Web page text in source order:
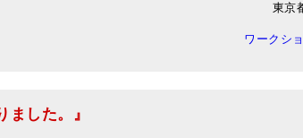
東京
ワークシ
ました。』